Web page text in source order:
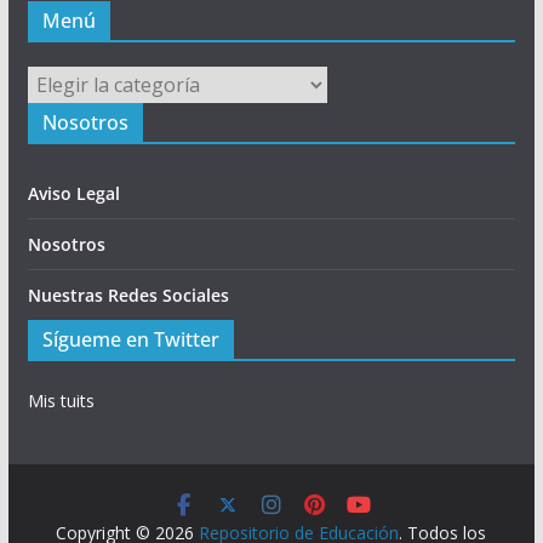
Menú
Menú
Nosotros
Aviso Legal
Nosotros
Nuestras Redes Sociales
Sígueme en Twitter
Mis tuits
Copyright © 2026 Repositorio de Educación. Todos los